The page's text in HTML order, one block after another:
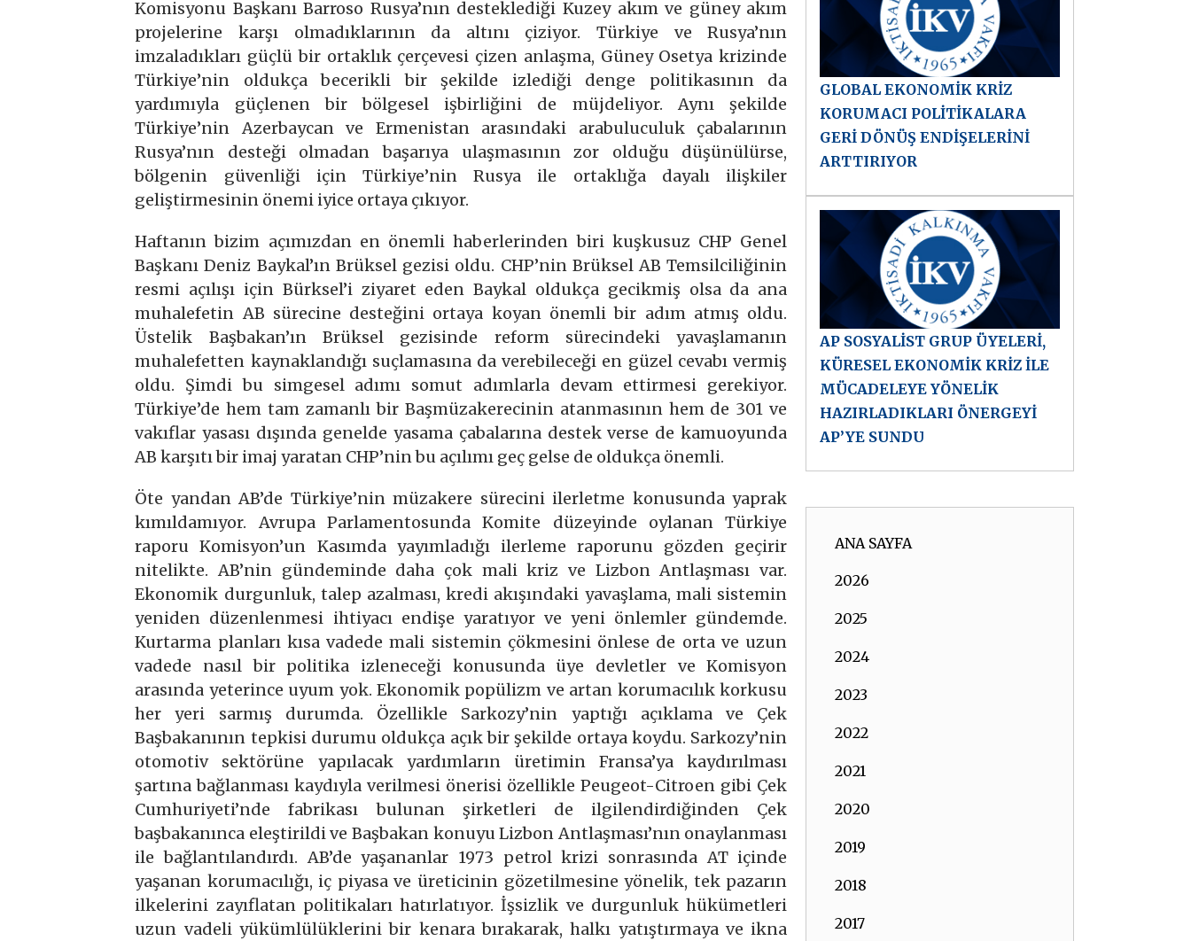
Komisyonu Başkanı Barroso Rusya’nın desteklediği Kuzey akım ve güney akım
projelerine karşı olmadıklarının da altını çiziyor. Türkiye ve Rusya’nın
imzaladıkları güçlü bir ortaklık çerçevesi çizen anlaşma, Güney Osetya krizinde
Türkiye’nin oldukça becerikli bir şekilde izlediği denge politikasının da
yardımıyla güçlenen bir bölgesel işbirliğini de müjdeliyor. Aynı şekilde
Türkiye’nin Azerbaycan ve Ermenistan arasındaki arabuluculuk çabalarının
Rusya’nın desteği olmadan başarıya ulaşmasının zor olduğu düşünülürse,
bölgenin güvenliği için Türkiye’nin Rusya ile ortaklığa dayalı ilişkiler
geliştirmesinin önemi iyice ortaya çıkıyor.
Haftanın bizim açımızdan en önemli haberlerinden biri kuşkusuz CHP Genel
Başkanı Deniz Baykal’ın Brüksel gezisi oldu. CHP’nin Brüksel AB Temsilciliğinin
resmi açılışı için Bürksel’i ziyaret eden Baykal oldukça gecikmiş olsa da ana
muhalefetin AB sürecine desteğini ortaya koyan önemli bir adım atmış oldu.
Üstelik Başbakan’ın Brüksel gezisinde reform sürecindeki yavaşlamanın
muhalefetten kaynaklandığı suçlamasına da verebileceği en güzel cevabı vermiş
oldu. Şimdi bu simgesel adımı somut adımlarla devam ettirmesi gerekiyor.
Türkiye’de hem tam zamanlı bir Başmüzakerecinin atanmasının hem de 301 ve
vakıflar yasası dışında genelde yasama çabalarına destek verse de kamuoyunda
AB karşıtı bir imaj yaratan CHP’nin bu açılımı geç gelse de oldukça önemli.
Öte yandan AB’de Türkiye’nin müzakere sürecini ilerletme konusunda yaprak
kımıldamıyor. Avrupa Parlamentosunda Komite düzeyinde oylanan Türkiye
raporu Komisyon’un Kasımda yayımladığı ilerleme raporunu gözden geçirir
nitelikte. AB’nin gündeminde daha çok mali kriz ve Lizbon Antlaşması var.
Ekonomik durgunluk, talep azalması, kredi akışındaki yavaşlama, mali sistemin
yeniden düzenlenmesi ihtiyacı endişe yaratıyor ve yeni önlemler gündemde.
Kurtarma planları kısa vadede mali sistemin çökmesini önlese de orta ve uzun
vadede nasıl bir politika izleneceği konusunda üye devletler ve Komisyon
arasında yeterince uyum yok. Ekonomik popülizm ve artan korumacılık korkusu
her yeri sarmış durumda. Özellikle Sarkozy’nin yaptığı açıklama ve Çek
Başbakanının tepkisi durumu oldukça açık bir şekilde ortaya koydu. Sarkozy’nin
otomotiv sektörüne yapılacak yardımların üretimin Fransa’ya kaydırılması
şartına bağlanması kaydıyla verilmesi önerisi özellikle Peugeot-Citroen gibi Çek
Cumhuriyeti’nde fabrikası bulunan şirketleri de ilgilendirdiğinden Çek
başbakanınca eleştirildi ve Başbakan konuyu Lizbon Antlaşması’nın onaylanması
ile bağlantılandırdı. AB’de yaşananlar 1973 petrol krizi sonrasında AT içinde
yaşanan korumacılığı, iç piyasa ve üreticinin gözetilmesine yönelik, tek pazarın
ilkelerini zayıflatan politikaları hatırlatıyor. İşsizlik ve durgunluk hükümetleri
uzun vadeli yükümlülüklerini bir kenara bırakarak, halkı yatıştırmaya ve ikna
GLOBAL EKONOMİK KRİZ
KORUMACI POLİTİKALARA
GERİ DÖNÜŞ ENDİŞELERİNİ
ARTTIRIYOR
AP SOSYALİST GRUP ÜYELERİ,
KÜRESEL EKONOMİK KRİZ İLE
MÜCADELEYE YÖNELİK
HAZIRLADIKLARI ÖNERGEYİ
AP’YE SUNDU
ANA SAYFA
2026
2025
2024
2023
2022
2021
2020
2019
2018
2017